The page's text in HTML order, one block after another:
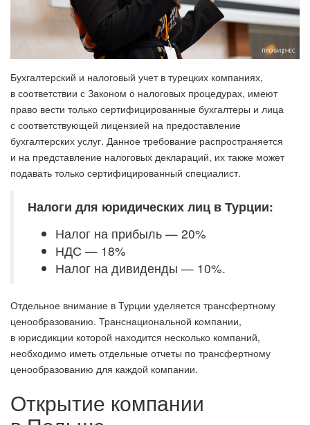
Бухгалтерский и налоговый учет в турецких компаниях,
в соответствии с Законом о налоговых процедурах, имеют
право вести только сертифицированные бухгалтеры и лица
с соответствующей лицензией на предоставление
бухгалтерских услуг. Данное требование распространяется
и на представление налоговых деклараций, их также может
подавать только сертифицированный специалист.
Налоги для юридических лиц в Турции:
Налог на прибыль — 20%
НДС — 18%
Налог на дивиденды — 10%.
Отдельное внимание в Турции уделяется трансфертному
ценообразованию. Транснациональной компании,
в юрисдикции которой находится несколько компаний,
необходимо иметь отдельные отчеты по трансфертному
ценообразованию для каждой компании.
Открытие компании